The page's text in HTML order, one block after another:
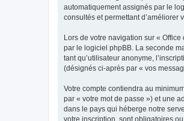
automatiquement assignés par le
consultés et permettant d’améliorer
Lors de votre navigation sur «
par le logiciel phpBB. La seconde
tant qu’utilisateur anonyme,
(désignés ci-après par « vos
Votre compte contiendra au
par « votre mot de passe ») et une
dans le pays qui héberge notre
votre inscription, sont obligatoires